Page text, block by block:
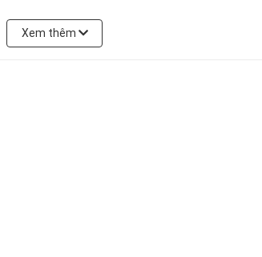
tiếp cho shop ạ
Xem thêm